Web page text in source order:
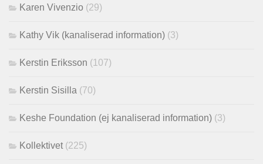
Karen Vivenzio (29)
Kathy Vik (kanaliserad information) (3)
Kerstin Eriksson (107)
Kerstin Sisilla (70)
Keshe Foundation (ej kanaliserad information) (3)
Kollektivet (225)